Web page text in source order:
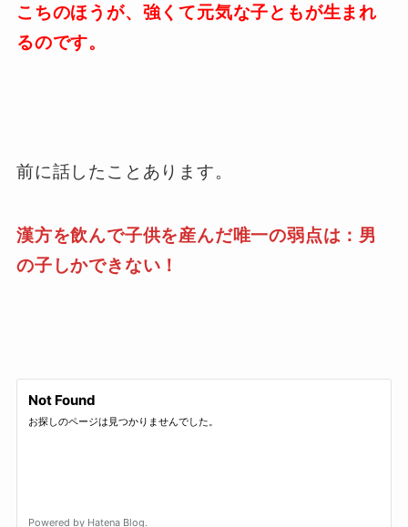
こちのほうが、強くて元気な子ともが生まれ
るのです。
前に話したことあります。
漢方を飲んで子供を産んだ唯一の弱点は：男
の子しかできない！